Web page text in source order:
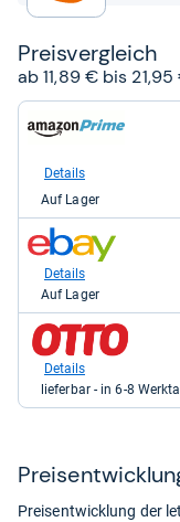
Preis­ver­gleich
ab 11,89 € bis
Shop:
Amazon.de
11,89
kaufen.
Details
Auf Lager
zum
Shop:
eBay
13,99
kaufen.
Details
Auf Lager
zum
Shop:
OTTO
Details
lieferbar - in 6-8
Preisentwicklung der